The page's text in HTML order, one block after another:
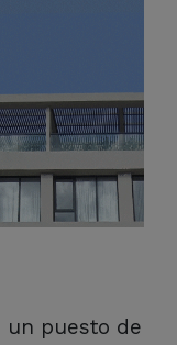
un puesto de